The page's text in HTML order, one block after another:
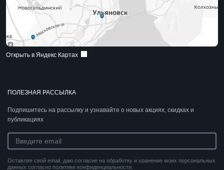
ПОЛЕЗНАЯ РАССЫЛКА
Подпишитесь на рассылку и узнавайте о новых акциях, скидках и
публикациях
Оставляя свой email, даю согласие на обработку и хранение моих персональных
данных согласно политике конфиденциальности.
Открыть в Яндекс Картах